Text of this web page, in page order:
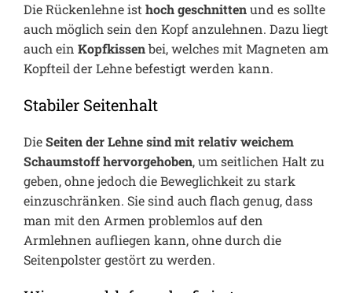
Die Rückenlehne ist hoch geschnittenund es sollte
auch möglich sein den Kopf anzulehnen. Dazu liegt
auch ein Kopfkissenbei, welches mit Magneten am
Kopfteil der Lehne befestigt werden kann.
Stabiler Seitenhalt
DieSeiten der Lehne sind mit relativ weichem
Schaumstoff hervorgehoben, um seitlichen Halt zu
geben, ohne jedoch die Beweglichkeit zu stark
einzuschränken. Sie sind auch flach genug, dass
man mit den Armen problemlos auf den
Armlehnen aufliegen kann, ohne durch die
Seitenpolster gestört zu werden.